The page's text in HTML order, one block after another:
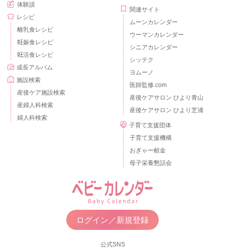
体験談
レシピ
離乳食レシピ
妊娠食レシピ
妊活食レシピ
成長アルバム
施設検索
産後ケア施設検索
産婦人科検索
婦人科検索
関連サイト
ムーンカレンダー
ウーマンカレンダー
シニアカレンダー
シッテク
ヨムーノ
医師監修.com
産後ケアサロン ひより青山
産後ケアサロン ひより芝浦
子育て支援団体
子育て支援機構
おぎゃー献金
母子栄養懇話会
ログイン／新規登録
公式SNS